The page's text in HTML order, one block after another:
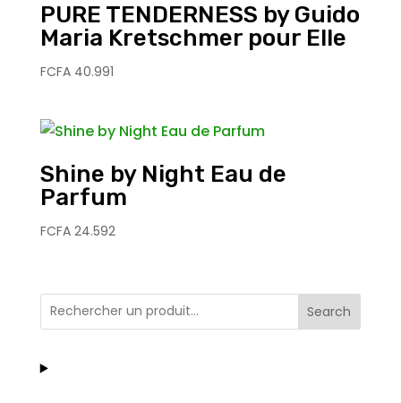
PURE TENDERNESS by Guido
Maria Kretschmer pour Elle
FCFA40.991
Shine by Night Eau de
Parfum
FCFA24.592
Search